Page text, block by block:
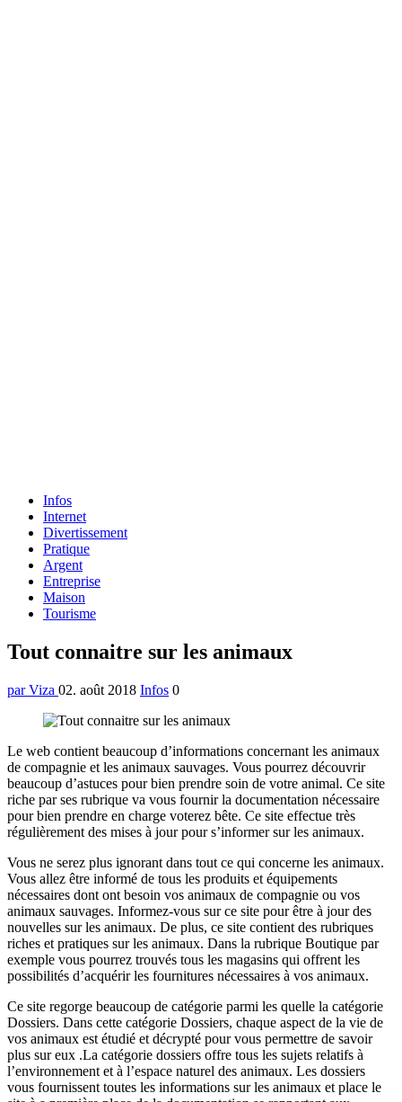
Formulaire
recherche
Infos
Internet
Divertissement
Pratique
Argent
Entreprise
Maison
Tourisme
Menu
Tout connaitre sur les animaux
par Viza 02. août 2018 Infos 0
Le web contient beaucoup d’informations concernant les animaux
de compagnie et les animaux sauvages. Vous pourrez découvrir
beaucoup d’astuces pour bien prendre soin de votre animal. Ce site
riche par ses rubrique va vous fournir la documentation nécessaire
pour bien prendre en charge voterez bête. Ce site effectue très
régulièrement des mises à jour pour s’informer sur les animaux.
Vous ne serez plus ignorant dans tout ce qui concerne les animaux.
Vous allez être informé de tous les produits et équipements
nécessaires dont ont besoin vos animaux de compagnie ou vos
animaux sauvages. Informez-vous sur ce site pour être à jour des
nouvelles sur les animaux. De plus, ce site contient des rubriques
riches et pratiques sur les animaux. Dans la rubrique Boutique par
exemple vous pourrez trouvés tous les magasins qui offrent les
possibilités d’acquérir les fournitures nécessaires à vos animaux.
Ce site regorge beaucoup de catégorie parmi les quelle la catégorie
Dossiers. Dans cette catégorie Dossiers, chaque aspect de la vie de
vos animaux est étudié et décrypté pour vous permettre de savoir
plus sur eux .La catégorie dossiers offre tous les sujets relatifs à
l’environnement et à l’espace naturel des animaux. Les dossiers
vous fournissent toutes les informations sur les animaux et place le